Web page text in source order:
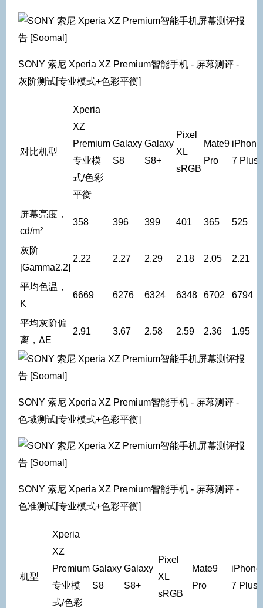
SONY 索尼 Xperia XZ Premium智能手机 - 屏幕测评 -
灰阶测试[专业模式+色彩平衡]
对比机型
Xperia
XZ
Premium
专业模
式/色彩
平衡
Galaxy
S8
Galaxy
S8+
Pixel
XL
sRGB
Mate9
Pro
iPhone
7 Plus
屏幕亮度，
cd/m²
358 396 399 401 365 525
灰阶
[Gamma2.2]
2.22 2.27 2.29 2.18 2.05 2.21
平均色温，
K
6669 6276 6324 6348 6702 6794
平均灰阶偏
离，ΔE
2.91 3.67 2.58 2.59 2.36 1.95
SONY 索尼 Xperia XZ Premium智能手机 - 屏幕测评 -
色域测试[专业模式+色彩平衡]
SONY 索尼 Xperia XZ Premium智能手机 - 屏幕测评 -
色准测试[专业模式+色彩平衡]
机型
Xperia
XZ
Premium
专业模
式/色彩
Galaxy
S8
Galaxy
S8+
Pixel
XL
sRGB
Mate9
Pro
iPhone
7 Plus